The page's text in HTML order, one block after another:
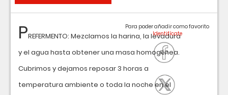
PREFERMENTO: Mezclamos la harina, la levadura
y el agua hasta obtener una masa homogénea.
Cubrimos y dejamos reposar 3 horas a
temperatura ambiente o toda la noche en el
Para poder añadir como favorito